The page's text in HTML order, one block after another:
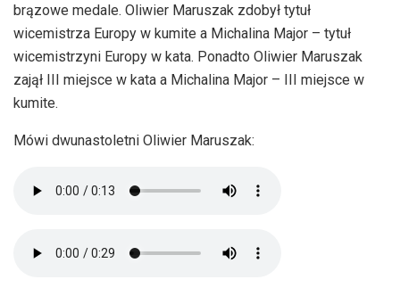
brązowe medale. Oliwier Maruszak zdobył tytuł
wicemistrza Europy w kumite a Michalina Major – tytuł
wicemistrzyni Europy w kata. Ponadto Oliwier Maruszak
zajął III miejsce w kata a Michalina Major – III miejsce w
kumite.
Mówi dwunastoletni Oliwier Maruszak: